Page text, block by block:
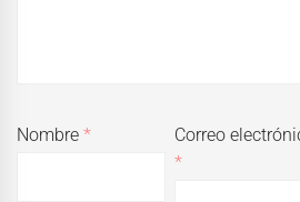
Nombre*
Correo
*